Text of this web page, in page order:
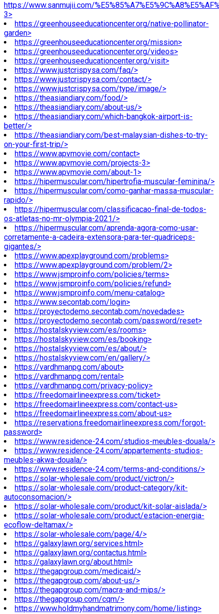
https://www.sanmujii.com/
3>
https://greenhouseeducationcenter.org/native-pollinator-
garden>
https://greenhouseeducationcenter.org/mission>
https://greenhouseeducationcenter.org/videos>
https://greenhouseeducationcenter.org/visit>
https://www.justcrispysa.com/faq/>
https://www.justcrispysa.com/contact/>
https://www.justcrispysa.com/type/image/>
https://theasiandiary.com/food/>
https://theasiandiary.com/about-us/>
https://theasiandiary.com/which-bangkok-airport-is-
better/>
https://theasiandiary.com/best-malaysian-dishes-to-try-
on-your-first-trip/>
https://www.apvmovie.com/contact>
https://www.apvmovie.com/projects-3>
https://www.apvmovie.com/about-1>
https://hipermuscular.com/hipertrofia-muscular-feminina/>
https://hipermuscular.com/como-ganhar-massa-muscular-
rapido/>
https://hipermuscular.com/classificacao-final-de-todos-
os-atletas-no-mr-olympia-2021/>
https://hipermuscular.com/aprenda-agora-como-usar-
corretamente-a-cadeira-extensora-para-ter-quadriceps-
gigantes/>
https://www.apexplayground.com/problems>
https://www.apexplayground.com/problem/2>
https://www.jsmproinfo.com/policies/terms>
https://www.jsmproinfo.com/policies/refund>
https://www.jsmproinfo.com/menu-catalog>
https://www.secontab.com/login>
https://proyectodemo.secontab.com/novedades>
https://proyectodemo.secontab.com/password/reset>
https://hostalskyview.com/es/rooms>
https://hostalskyview.com/es/booking>
https://hostalskyview.com/es/about/>
https://hostalskyview.com/en/gallery/>
https://vardhmanpg.com/about>
https://vardhmanpg.com/rental>
https://vardhmanpg.com/privacy-policy>
https://freedomairlineexpress.com/ticket>
https://freedomairlineexpress.com/contact-us>
https://freedomairlineexpress.com/about-us>
https://reservations.freedomairlineexpress.com/forgot-
password>
https://www.residence-24.com/studios-meubles-douala/>
https://www.residence-24.com/appartements-studios-
meubles-akwa-douala/>
https://www.residence-24.com/terms-and-conditions/>
https://solar-wholesale.com/product/victron/>
https://solar-wholesale.com/product-category/kit-
autoconsomacion/>
https://solar-wholesale.com/product/kit-solar-aislada/>
https://solar-wholesale.com/product/estacion-energia-
ecoflow-deltamax/>
https://solar-wholesale.com/page/4/>
https://galaxylawn.org/services.html>
https://galaxylawn.org/contactus.html>
https://galaxylawn.org/about.html>
https://thegapgroup.com/medicaid/>
https://thegapgroup.com/about-us/>
https://thegapgroup.com/macra-and-mips/>
https://thegapgroup.com/cqm/>
https://www.holdmyhandmatrimony.com/home/listing>